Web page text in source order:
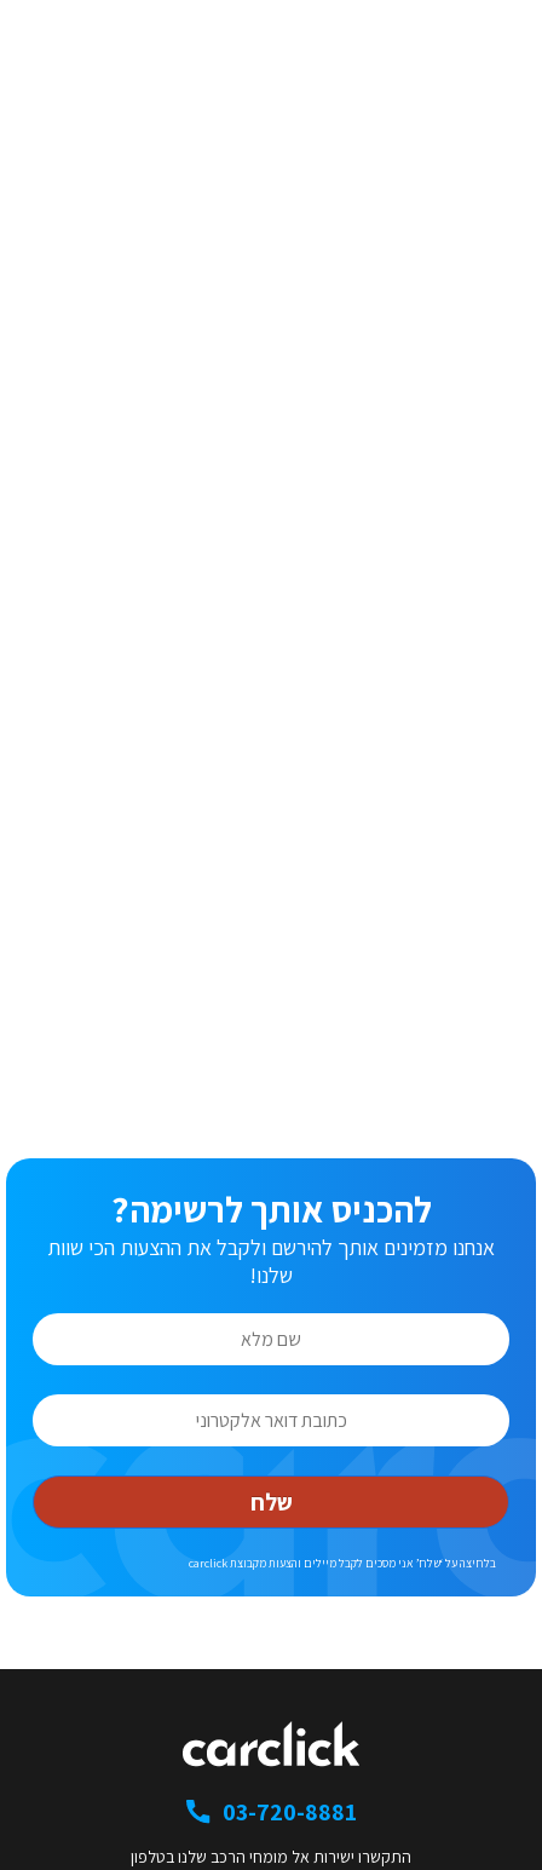
להכניס אותך לרשימה?
אנחנו מזמינים אותך להירשם ולקבל את ההצעות הכי שוות
שלנו!
שלח
בלחיצה על ‘שלח’ אני מסכים לקבל מיילים והצעות מקבוצת carclick
03-720-8881
התקשרו ישירות אל מומחי הרכב שלנו בטלפון